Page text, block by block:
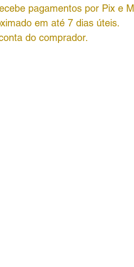
pagamentos por Pix e
em até 7 dias úteis.
do comprador.